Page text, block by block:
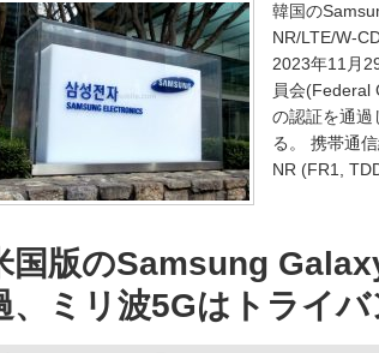
韓国の
NR/LTE/W-
2023年11月
員会(Federal
の認証を通過
る。 携帯通
NR (FR1,
国版のSamsung
、ミリ波5Gはトライバ